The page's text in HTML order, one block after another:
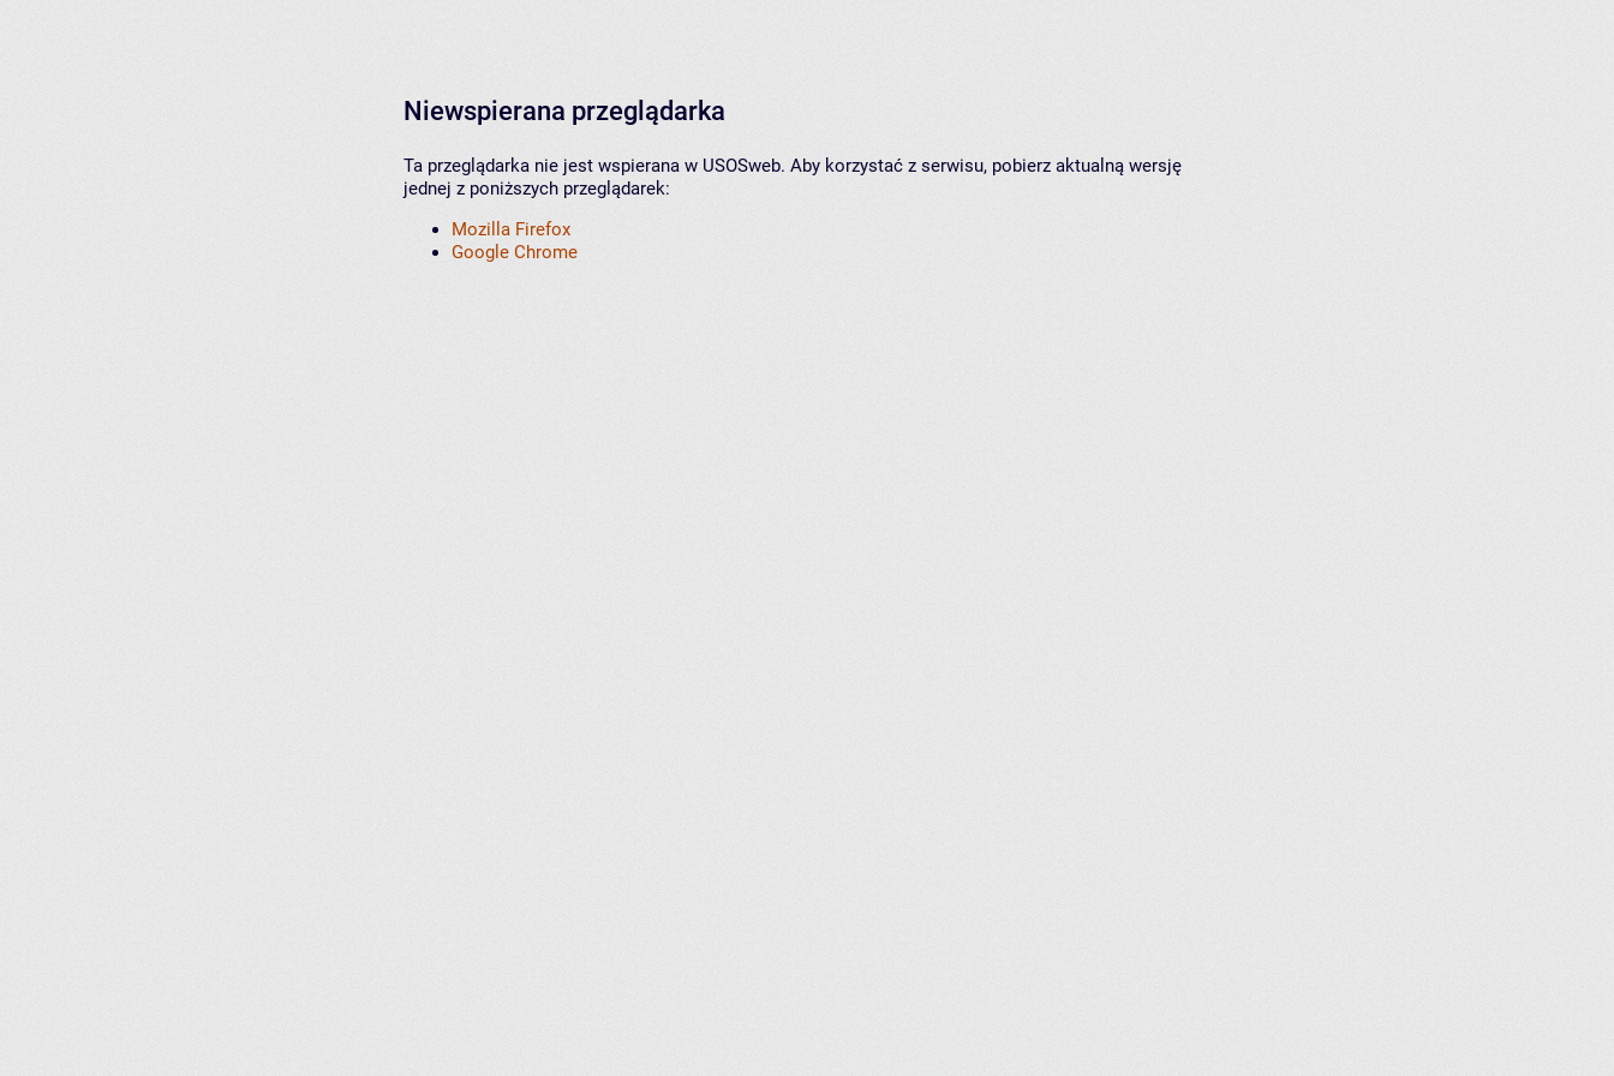
Niewspierana przeglądarka
Ta przeglądarka nie jest wspierana w USOSweb. Aby korzystać z serwisu, pobierz aktualną wersję
jednej z poniższych przeglądarek:
Mozilla Firefox
Google Chrome